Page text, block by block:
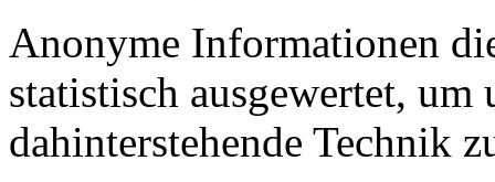
Anonyme Informationen
statistisch ausgewertet,
dahinterstehende Technik